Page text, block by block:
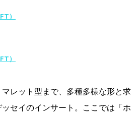
）
）
レット型まで、多種多様な形と求
セイのインサート。ここでは「ホ